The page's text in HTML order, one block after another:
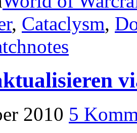
, Cataclysm,
2010 5